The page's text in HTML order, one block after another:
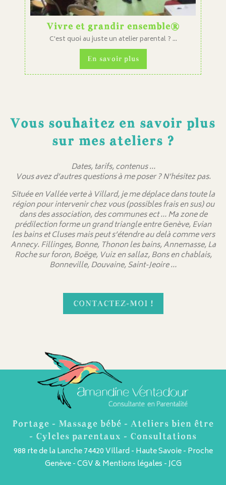
Vivre et grandir ensemble®
C'est quoi au juste un atelier parental ? ...
En savoir plus
Vous souhaitez en savoir plus
sur mes ateliers ?
Dates, tarifs, contenus …
Vous avez d’autres questions à me poser ? N’hésitez pas.
Située en Vallée verte à Villard, je me déplace dans toute la
région pour intervenir chez vous (possibles frais en sus) ou
dans des association, des communes ect … Ma zone de
prédilection forme un grand triangle entre Genève, Evian
les bains et Cluses mais peut s’étendre au delà comme vers
Annecy. Fillinges, Bonne, Thonon les bains, Annemasse, La
Roche sur foron, Boëge, Vuiz en sallaz, Bons en chablais,
Bonneville, Douvaine, Saint-Jeoire …
CONTACTEZ-MOI !
Portage - Massage bébé - Ateliers bien être
- Cylcles parentaux - Consultations
988 rte de la Lanche 74420 Villard - Haute Savoie - Proche
Genève -CGV & Mentions légales -JCG